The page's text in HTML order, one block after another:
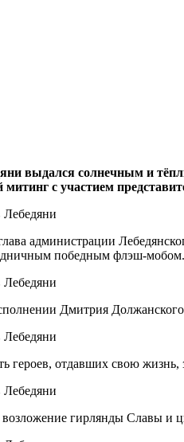
выдался солнечным и
с участием
администрации
победным флэш-мобом.
Дмитрия
героев, отдавших свою
возложение гирлянды Славы